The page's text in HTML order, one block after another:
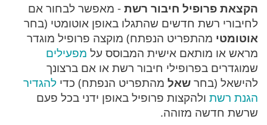
הקצאת פרופיל חיבור רשת - מאפשר לבחור אם
לחיבורי רשת חדשים שהתגלו באופן אוטומטי (בחר
אוטומטי מהתפריט הנפתח) מוקצה פרופיל מוגדר
מראש או מותאם אישית המבוסס על מפעילים
שמוגדרים בפרופילי חיבור רשת או אם ברצונך
להישאל (בחר שאל מהתפריט הנפתח) כדי להגדיר
הגנת רשת ולהקצות פרופיל באופן ידני בכל פעם
שרשת חדשה מזוהה.